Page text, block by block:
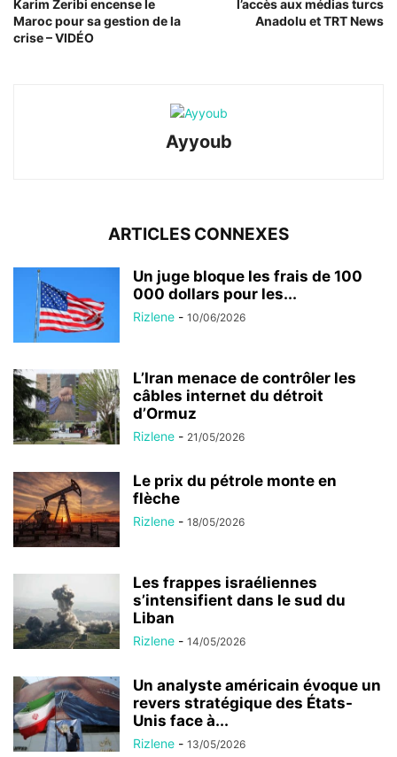
Karim Zeribi encense le
Maroc pour sa gestion de la
crise – VIDÉO
l’accès aux médias turcs
Anadolu et TRT News
Ayyoub
ARTICLES CONNEXES
Un juge bloque les frais de 100
000 dollars pour les...
Rizlene - 10/06/2026
L’Iran menace de contrôler les
câbles internet du détroit
d’Ormuz
Rizlene - 21/05/2026
Le prix du pétrole monte en
flèche
Rizlene - 18/05/2026
Les frappes israéliennes
s’intensifient dans le sud du
Liban
Rizlene - 14/05/2026
Un analyste américain évoque un
revers stratégique des États-
Unis face à...
Rizlene - 13/05/2026